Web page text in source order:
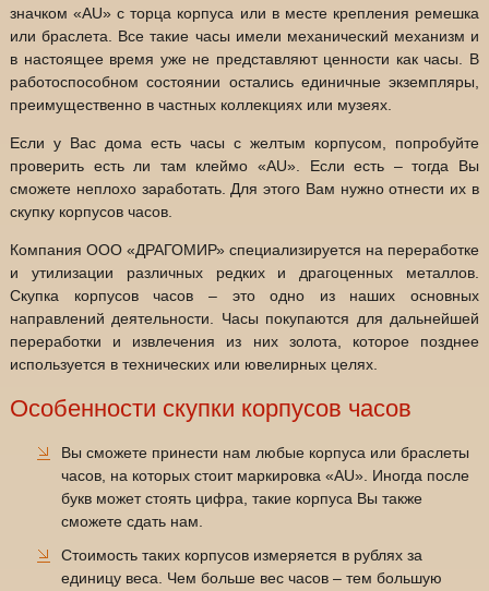
значком «AU» с торца корпуса или в месте крепления ремешка
или браслета. Все такие часы имели механический механизм и
в настоящее время уже не представляют ценности как часы. В
работоспособном состоянии остались единичные экземпляры,
преимущественно в частных коллекциях или музеях.
Если у Вас дома есть часы с желтым корпусом, попробуйте
проверить есть ли там клеймо «AU». Если есть – тогда Вы
сможете неплохо заработать. Для этого Вам нужно отнести их в
скупку корпусов часов.
Компания ООО «ДРАГОМИР» специализируется на переработке
и утилизации различных редких и драгоценных металлов.
Скупка корпусов часов – это одно из наших основных
направлений деятельности. Часы покупаются для дальнейшей
переработки и извлечения из них золота, которое позднее
используется в технических или ювелирных целях.
Особенности скупки корпусов часов
Вы сможете принести нам любые корпуса или браслеты
часов, на которых стоит маркировка «AU». Иногда после
букв может стоять цифра, такие корпуса Вы также
сможете сдать нам.
Стоимость таких корпусов измеряется в рублях за
единицу веса. Чем больше вес часов – тем большую